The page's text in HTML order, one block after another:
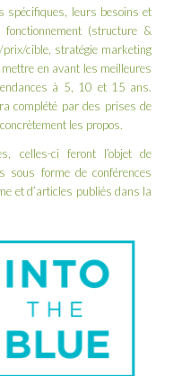
spécifiques, leurs besoins et
(structure &
cible, stratégie marketing
mettre en avant les meilleures
à 5, 10 et 15 ans.
complété par des prises de
les propos.
celles-ci feront l’objet de
sous forme de conférences
et d’articles publiés dans la